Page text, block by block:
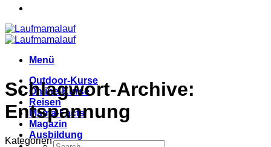
Menü
Outdoor-Kurse
Online-Kurse
Reisen
Mama-Facts
Magazin
Ausbildung
Schlagwort-Archive:
Entspannung
Kategorien